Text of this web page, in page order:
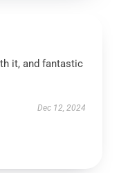
it, and fantastic
Dec 12, 2024